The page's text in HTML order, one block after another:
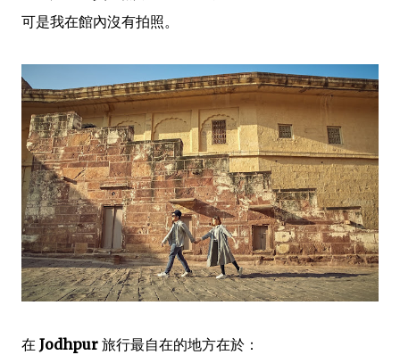
可是我在館內沒有拍照。
在 Jodhpur 旅行最自在的地方在於：